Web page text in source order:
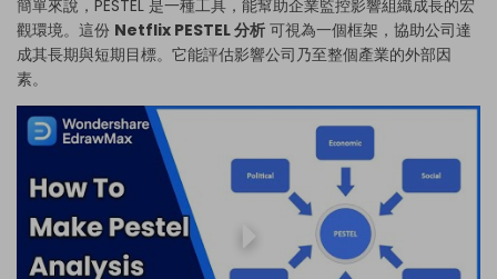
簡單來說，PESTEL 是一種工具，能幫助企業監控影響組織成長的宏
觀環境。這份 Netflix PESTEL 分析 可視為一個框架，協助公司達
成其長期與短期目標。它能評估影響公司乃至整個產業的外部因
素。